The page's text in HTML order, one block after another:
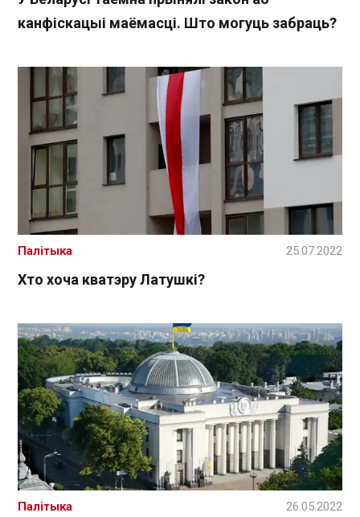
канфіскацыі маёмасці. Што могуць забраць?
Хто хоча кватэру Латушкі?
Палітыка 25.07.2022
Палітыка 26.05.2022